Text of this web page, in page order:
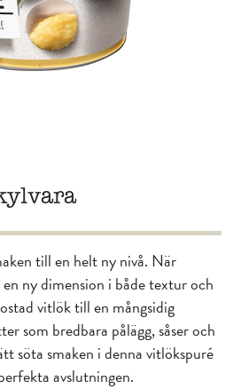
till en helt ny nivå. När
ny dimension i både textur och
vitlök till en mångsidig
som bredbara pålägg, såser och
söta smaken i denna vitlökspuré
avslutningen.